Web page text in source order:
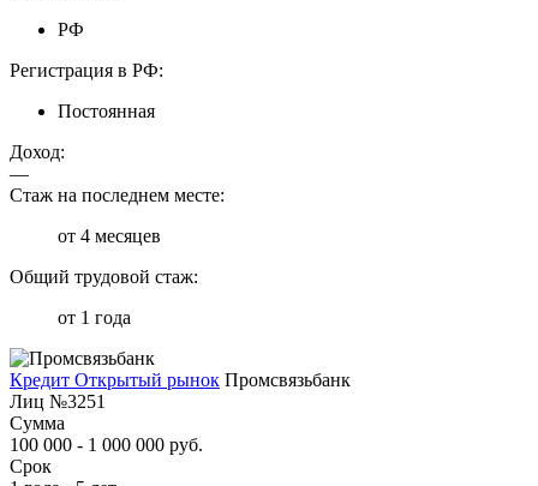
РФ
Регистрация в РФ:
Постоянная
Доход:
—
Стаж на последнем месте:
от 4 месяцев
Общий трудовой стаж:
от 1 года
Кредит Открытый рынок Промсвязьбанк
Лиц №3251
Сумма
100 000 - 1 000 000 руб.
Срок